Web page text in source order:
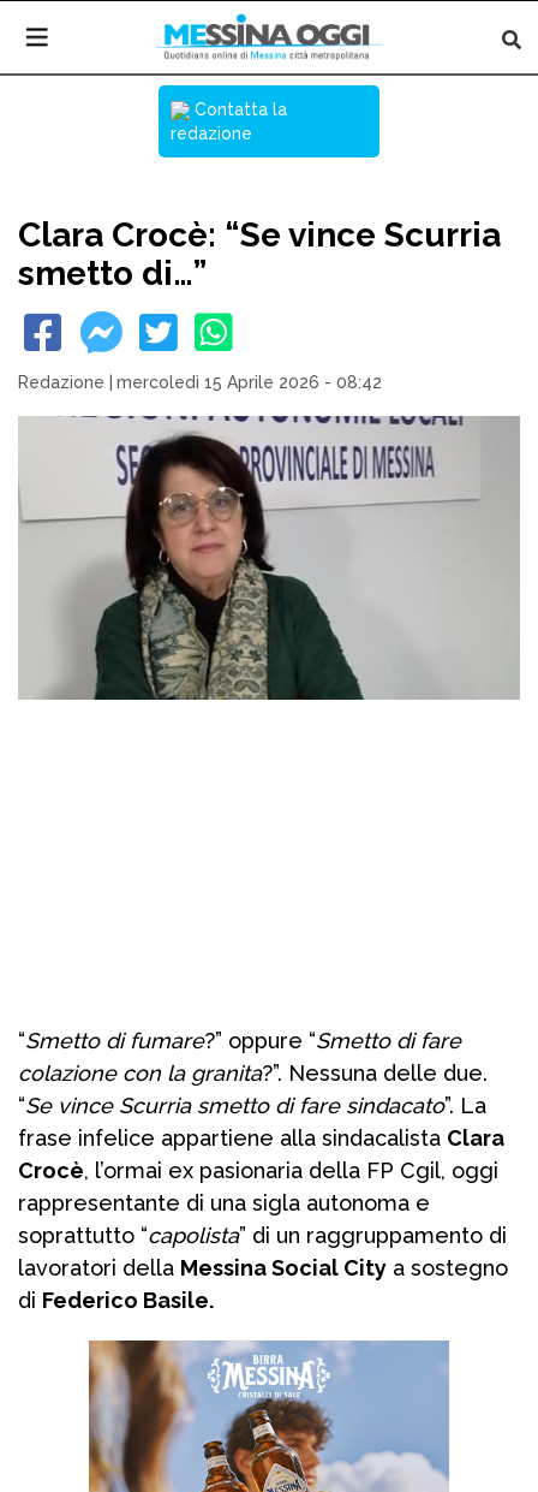
Contatta la
redazione
Clara Crocè: “Se vince Scurria
smetto di…”
Redazione mercoledì 15 Aprile 2026 - 08:42
“Smetto di fumare?” oppure “Smetto di fare
colazione con la granita?”. Nessuna delle due.
“Se vince Scurria smetto di fare sindacato”. La
frase infelice appartiene alla sindacalista Clara
Crocè, l’ormai ex pasionaria della FP Cgil, oggi
rappresentante di una sigla autonoma e
soprattutto “capolista” di un raggruppamento di
lavoratori della Messina Social City a sostegno
di Federico Basile.